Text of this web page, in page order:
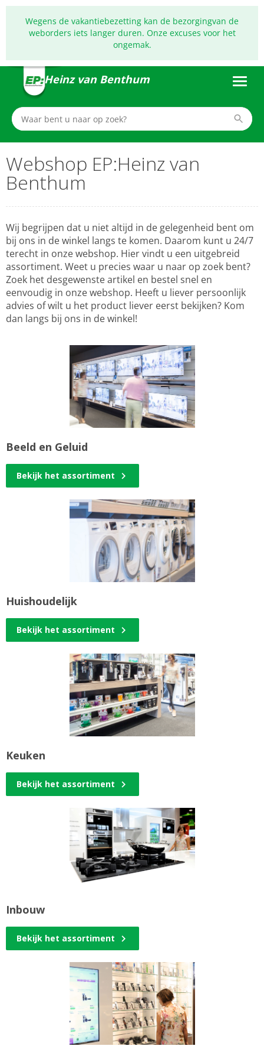
Wegens de vakantiebezetting kan de bezorgingvan de
weborders iets langer duren. Onze excuses voor het
ongemak.
Heinz van Benthum
Webshop EP:Heinz van
Benthum
Wij begrijpen dat u niet altijd in de gelegenheid bent om
bij ons in de winkel langs te komen. Daarom kunt u 24/7
terecht in onze webshop. Hier vindt u een uitgebreid
assortiment. Weet u precies waar u naar op zoek bent?
Zoek het desgewenste artikel en bestel snel en
eenvoudig in onze webshop. Heeft u liever persoonlijk
advies of wilt u het product liever eerst bekijken? Kom
dan langs bij ons in de winkel!
Beeld en Geluid
Bekijk het assortiment
Huishoudelijk
Bekijk het assortiment
Keuken
Bekijk het assortiment
Inbouw
Bekijk het assortiment